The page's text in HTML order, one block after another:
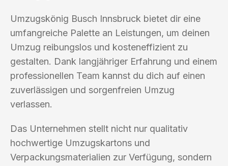
Umzugskönig Busch Innsbruck bietet dir eine
umfangreiche Palette an Leistungen, um deinen
Umzug reibungslos und kosteneffizient zu
gestalten. Dank langjähriger Erfahrung und einem
professionellen Team kannst du dich auf einen
zuverlässigen und sorgenfreien Umzug
verlassen.
Das Unternehmen stellt nicht nur qualitativ
hochwertige Umzugskartons und
Verpackungsmaterialien zur Verfügung, sondern